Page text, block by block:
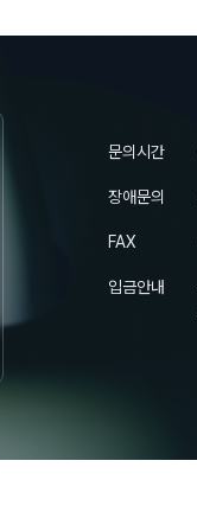
문의시간
장애문의
FAX
입금안내